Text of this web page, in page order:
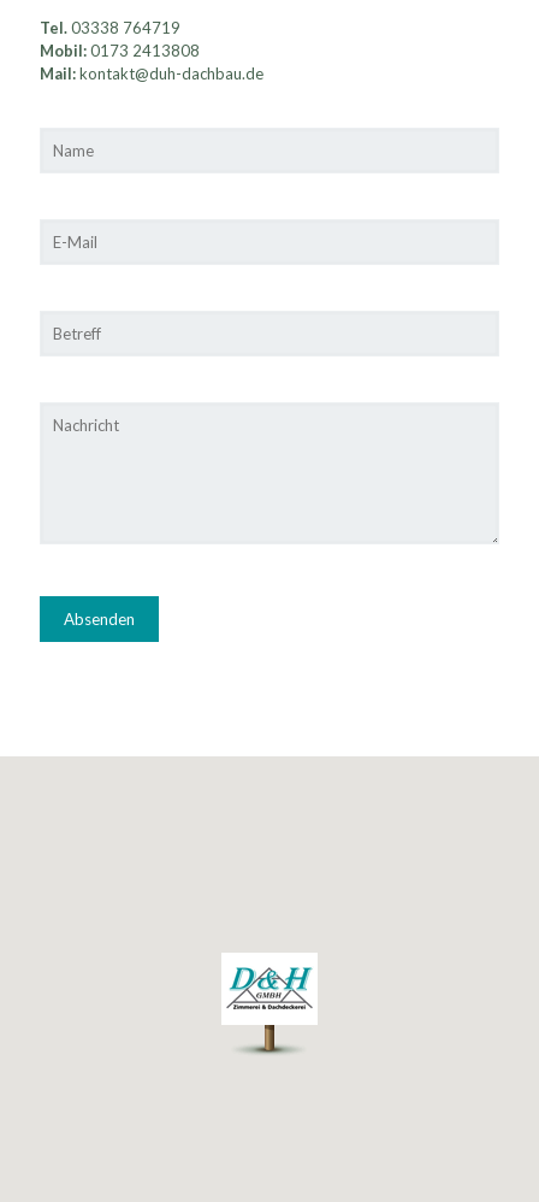
Tel.03338 764719
Mobil:0173 2413808
Mail:kontakt@duh-dachbau.de